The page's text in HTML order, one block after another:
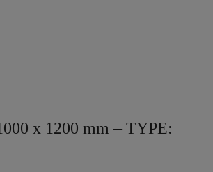
x 1200 mm – TYPE: